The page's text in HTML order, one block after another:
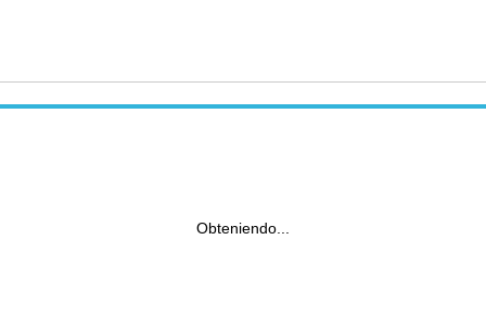
Obteniendo...